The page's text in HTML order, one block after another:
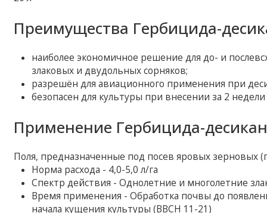
Преимущества Гербицида-
наиболее экономичное решение для до- и
злаковых и двудольных сорняков;
разрешён для авиационного применения при
безопасен для культуры при внесении за 2
Применение Гербицида-
Поля, предназначенные под посев яровых зерновых
Норма расхода - 4,0-5,0 л/га
Спектр действия - Однолетние и многолетние
Время применения - Обработка почвы до
начала кущения культуры (ВВСН 11-21)